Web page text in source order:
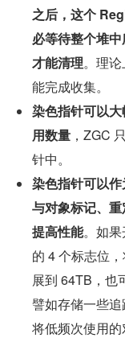
之后，这个
必等待整个堆
才能清理。理
能完成收集。
染色指针可以
用数量 ，ZGC
针中。
染色指针可以
与对象标记、
提高性能。如
的 4 个标志位
展到 64TB，也
譬如存储一些
将低频次使用的